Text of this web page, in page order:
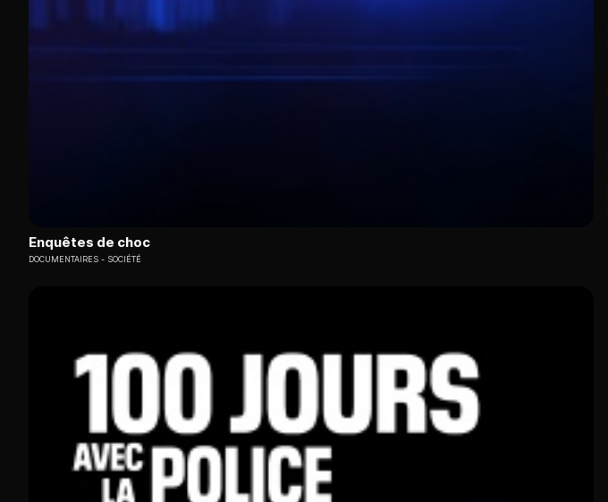
Enquêtes de choc
DOCUMENTAIRES SOCIÉTÉ